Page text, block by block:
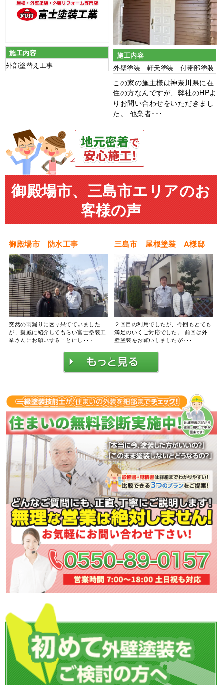
施工内容
外部塗替え工事
施工内容
外壁塗装 軒天塗装 付帯部塗装
この家の施主様は神奈川県に在
住の方なんですが、弊社のHPよ
りお問い合わせをいただきまし
た。 他業者･･･
御殿場市、三島市エリアのお
客様の声
御殿場市 防水工事
突然の雨漏りに困り果てていました
が、親戚に紹介してもらい富士塗装工
業さんにお願いすることにし･･･
三島市 屋根塗装 A様邸
２回目の利用でしたが、今回もとても
満足のいくご対応でした。 前回は外
壁塗装をお願いしましたが･･･